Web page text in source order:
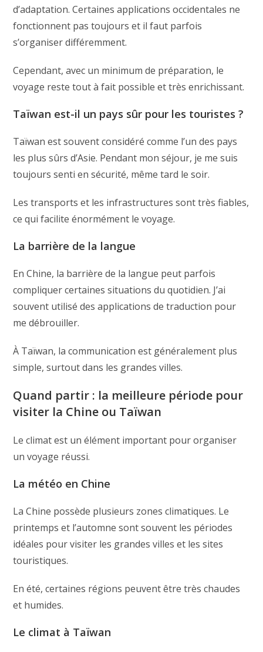
d’adaptation. Certaines applications occidentales ne
fonctionnent pas toujours et il faut parfois
s’organiser différemment.
Cependant, avec un minimum de préparation, le
voyage reste tout à fait possible et très enrichissant.
Taïwan est-il un pays sûr pour les touristes ?
Taïwan est souvent considéré comme l’un des pays
les plus sûrs d’Asie. Pendant mon séjour, je me suis
toujours senti en sécurité, même tard le soir.
Les transports et les infrastructures sont très fiables,
ce qui facilite énormément le voyage.
La barrière de la langue
En Chine, la barrière de la langue peut parfois
compliquer certaines situations du quotidien. J’ai
souvent utilisé des applications de traduction pour
me débrouiller.
À Taïwan, la communication est généralement plus
simple, surtout dans les grandes villes.
Quand partir : la meilleure période pour
visiter la Chine ou Taïwan
Le climat est un élément important pour organiser
un voyage réussi.
La météo en Chine
La Chine possède plusieurs zones climatiques. Le
printemps et l’automne sont souvent les périodes
idéales pour visiter les grandes villes et les sites
touristiques.
En été, certaines régions peuvent être très chaudes
et humides.
Le climat à Taïwan